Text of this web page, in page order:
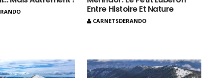
Entre Histoire Et Nature
CARNETSDERANDO